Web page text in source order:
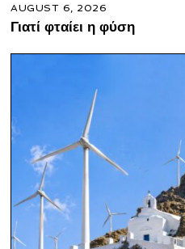
AUGUST 6, 2026
Γιατί φταίει η φύση